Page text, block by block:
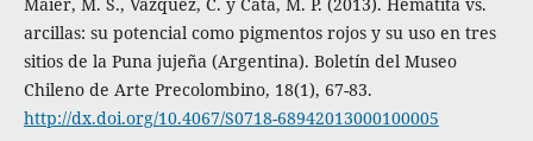
arcillas: su potencial como pigmentos rojos y su uso en tres
sitios de la Puna jujeña (Argentina). Boletín del Museo
Chileno de Arte Precolombino, 18(1), 67-83.
http://dx.doi.org/10.4067/S0718-68942013000100005